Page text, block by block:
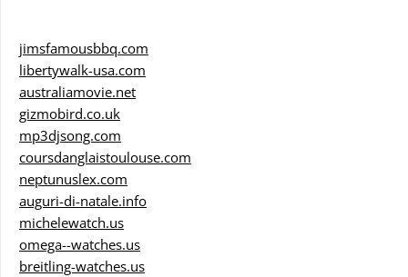
jimsfamousbbq.com
libertywalk-usa.com
australiamovie.net
gizmobird.co.uk
mp3djsong.com
coursdanglaistoulouse.com
neptunuslex.com
auguri-di-natale.info
michelewatch.us
omega--watches.us
breitling-watches.us